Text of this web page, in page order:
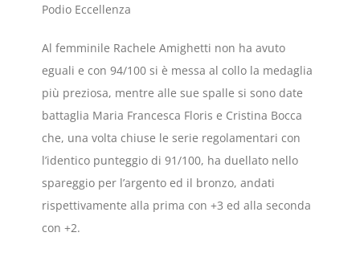
Podio Eccellenza
Al femminile Rachele Amighetti non ha avuto
eguali e con 94/100 si è messa al collo la medaglia
più preziosa, mentre alle sue spalle si sono date
battaglia Maria Francesca Floris e Cristina Bocca
che, una volta chiuse le serie regolamentari con
l’identico punteggio di 91/100, ha duellato nello
spareggio per l’argento ed il bronzo, andati
rispettivamente alla prima con +3 ed alla seconda
con +2.